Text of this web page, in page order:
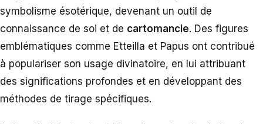
symbolisme ésotérique, devenant un outil de
connaissance de soi et de cartomancie. Des figures
emblématiques comme Etteilla et Papus ont contribué
à populariser son usage divinatoire, en lui attribuant
des significations profondes et en développant des
méthodes de tirage spécifiques.